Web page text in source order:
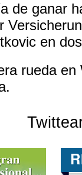
de ganar
en
rueda